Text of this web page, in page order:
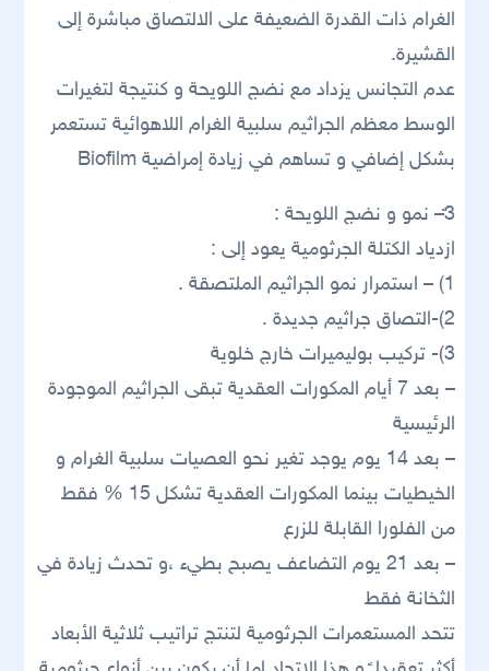
الغرام ذات القدرة الضعيفة على الالتصاق مباشرة إلى
القشيرة.
عدم التجانس يزداد مع نضج اللويحة و كنتيجة لتغيرات
الوسط معظم الجراثيم سلبية الغرام اللاهوائية تستعمر
بشكل إضافي و تساهم في زيادة إمراضية Biofilm
3ً– نمو و نضج اللويحة :
ازدياد الكتلة الجرثومية يعود إلى :
1) – استمرار نمو الجراثيم الملتصقة .
2)-التصاق جراثيم جديدة .
3)- تركيب بوليميرات خارج خلوية
– بعد 7 أيام المكورات العقدية تبقى الجراثيم الموجودة
الرئيسية
– بعد 14 يوم يوجد تغير نحو العصيات سلبية الغرام و
الخيطيات بينما المكورات العقدية تشكل 15 % فقط
من الفلورا القابلة للزرع
– بعد 21 يوم التضاعف يصبح بطيء ،و تحدث زيادة في
الثخانة فقط
تتحد المستعمرات الجرثومية لتنتج تراتيب ثلاثية الأبعاد